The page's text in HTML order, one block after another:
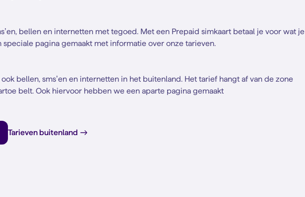
bellen en internetten met tegoed. Met een Prepaid simkaart betaal je voor wat je
pagina gemaakt met informatie over onze tarieven.
bellen, sms’en en internetten in het buitenland. Het tarief hangt af van de zone
belt. Ook hiervoor hebben we een aparte pagina gemaakt
Tarieven buitenland